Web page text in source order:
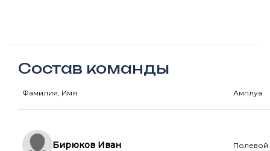
Состав команды
Фамилия, Имя Амплуа
Бирюков Иван Полевой